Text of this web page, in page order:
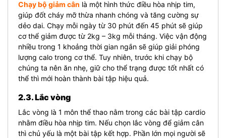
Chạy bộ giảm cân là một hình thức điều hòa nhịp tim,
giúp đốt cháy mỡ thừa nhanh chóng và tăng cường sự
dẻo dai. Chạy mỗi ngày từ 30 phút đến 45 phút sẽ giúp
cơ thể giảm được từ 2kg – 3kg mỗi tháng. Việc vận động
nhiều trong 1 khoảng thời gian ngắn sẽ giúp giải phóng
lượng calo trong cơ thể. Tuy nhiên, trước khi chạy bộ
chúng ta nên ăn nhẹ, giữ cho thể trạng được tốt nhất có
thể thì mới hoàn thành bài tập hiệu quả.
2.3. Lắc vòng
Lắc vòng là 1 môn thể thao nằm trong các bài tập cardio
nhằm điều hòa nhịp tim. Nếu chọn lắc vòng để giảm cân
thì chủ yếu là một bài tập kết hợp. Phần lớn mọi người sẽ